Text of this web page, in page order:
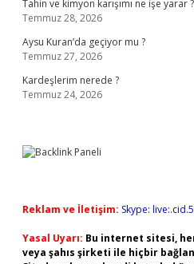
Tahin ve kimyon karışımı ne işe yarar ?
Temmuz 28, 2026
Aysu Kuran’da geçiyor mu ?
Temmuz 27, 2026
Kardeşlerim nerede ?
Temmuz 24, 2026
Reklam ve İletişim: Skype:
Yasal Uyarı: Bu internet sitesi,
veya şahıs şirketi ile hiçbir